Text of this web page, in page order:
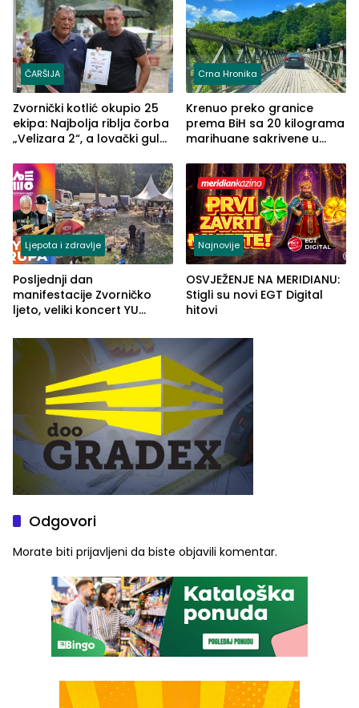
ČARŠIJA
Zvornički kotlić okupio 25
ekipa: Najbolja riblja čorba
„Velizara 2“, a lovački gulaš
Crna Hronika
Krenuo preko granice
prema BiH sa 20 kilograma
marihuane sakrivene u
Ljepota i zdravlje
Posljednji dan
manifestacije Zvorničko
ljeto, veliki koncert YU
ove godine
Najnovije
OSVJEŽENJE NA MERIDIANU:
Stigli su novi EGT Digital
hitovi
Odgovori
Morate biti prijavljeni da biste objavili komentar.